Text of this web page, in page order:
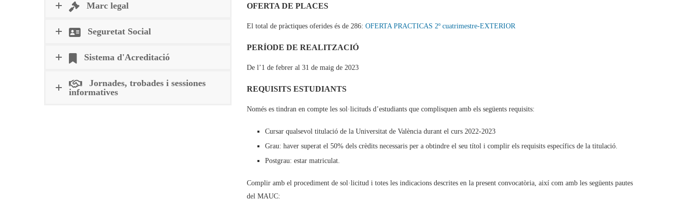
Marc legal
Seguretat Social
Sistema d'Acreditació
Jornades, trobades i sessiones
informatives
OFERTA DE PLACES
El total de pràctiques oferides és de 286: OFERTA PRACTICAS 2º cuatrimestre-EXTERIOR
PERÍODE DE REALITZACIÓ
De l’1 de febrer al 31 de maig de 2023
REQUISITS ESTUDIANTS
Només es tindran en compte les sol·licituds d’estudiants que complisquen amb els següents requisits:
Cursar qualsevol titulació de la Universitat de València durant el curs 2022-2023
Grau: haver superat el 50% dels crèdits necessaris per a obtindre el seu títol i complir els requisits específics de la titulació.
Postgrau: estar matriculat.
Complir amb el procediment de sol·licitud i totes les indicacions descrites en la present convocatòria, així com amb les següents pautes
del MAUC: